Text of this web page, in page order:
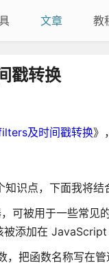
文章 教
戳转换
及时间戳转换》
识点，下面我将
可被用于一些常
添加在 JavaScript
把函数名称写在